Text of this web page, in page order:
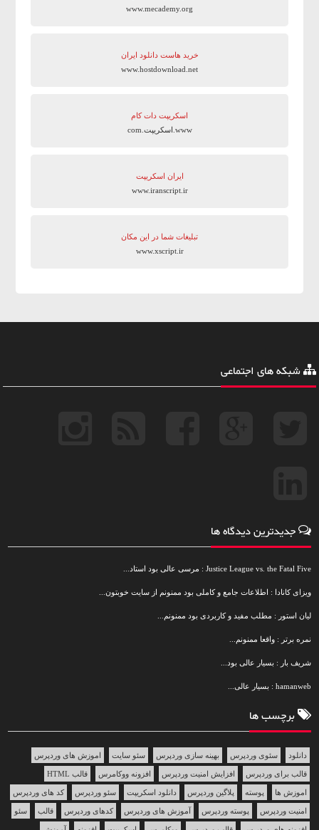
www.mecademy.org
خرید هاست دانلود ایران
www.hostdownload.net
اسکریپت دات کام
www.اسکریپت.com
ایران اسکریپت
www.iranscript.ir
تبلیغات شما در این مکان
www.xscript.ir
شبکه های اجتماعی
جدیدترین دیدگاه ها
Justice League vs. the Fatal Five : مرسی عالی بود استاد...
ویزای کانادا : اطلاعات جامع و کاملی بود ممنونم از سایت خوبتون...
لیان استور : مطلب مفید و کاربردی بود ممنونم...
نمره برتر : واقعا ممنونم...
شریف بار : بسیار عالی بود...
hamanweb : بسیار عالی...
برچسب ها
دانلود سئوی وردپرس بهینه سازی وردپرس سئو سایت اموزش های وردپرس
قالب برای وردپرس افزایش امنیت وردپرس افزونه ووکامرس قالب HTML
اموزش ها پوسته پلاگین وردپرس دانلود اسکریپت سئو وردپرس کد های وردپرس
امنیت وردپرس پوسته وردپرس آموزش های وردپرس کدهای وردپرس قالب سئو